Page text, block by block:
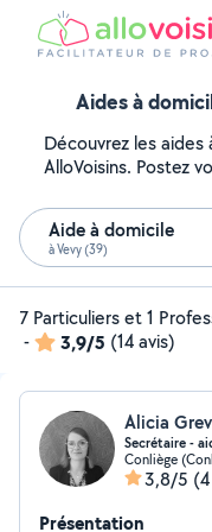
Aides à
Découvrez les
AlloVoisins. Postez
Aide à domicile
à Vevy (39)
7 Particuliers et 1
-
3,9/5 (14 avis)
Alicia
Secrétaire -
Conliège
3,8/5
Présentation